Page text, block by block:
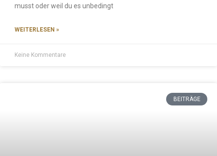
musst oder weil du es unbedingt
WEITERLESEN »
Keine Kommentare
BEITRÄGE